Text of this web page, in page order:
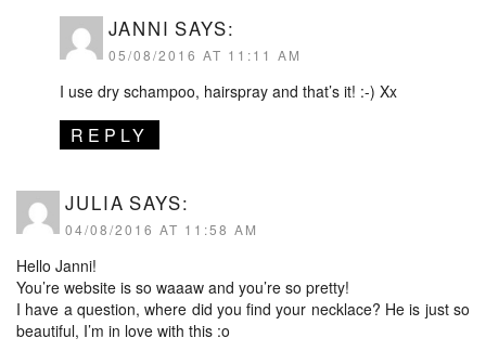
JANNI SAYS:
05/08/2016 AT 11:11 AM
I use dry schampoo, hairspray and that’s it! :-) Xx
REPLY
JULIA SAYS:
04/08/2016 AT 11:58 AM
Hello Janni!
You’re website is so waaaw and you’re so pretty!
I have a question, where did you find your necklace? He is just so
beautiful, I’m in love with this :o